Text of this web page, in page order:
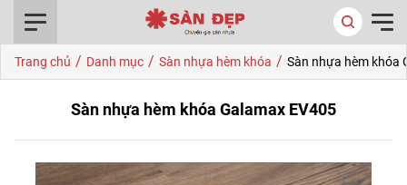
Trang chủ / Danh mục / Sàn nhựa hèm khóa / Sàn nhựa hèm khóa
Sàn nhựa hèm khóa Galamax EV405